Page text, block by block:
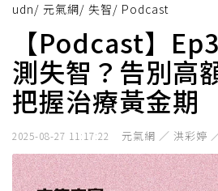
udn/ 元氣網/ 失智/ Podcast
【Podcast】
測失智？告別高
把握治療黃金期
2025-08-27 11:17:22 元氣網 ／ 洪彩婷